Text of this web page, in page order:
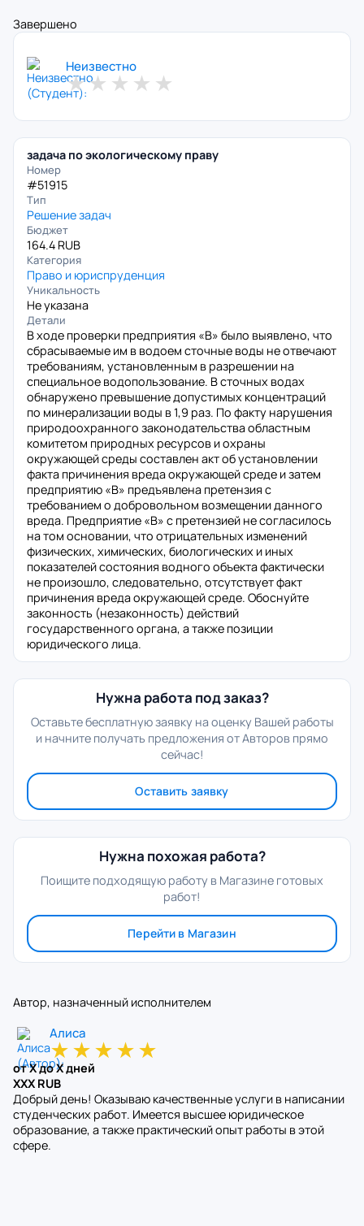
Завершено
Неизвестно
★★ ★ ★ ★
задача по экологическому праву
Номер
#51915
Тип
Решение задач
Бюджет
164.4 RUB
Категория
Право и юриспруденция
Уникальность
Не указана
Детали
В ходе проверки предприятия «В» было выявлено, что
сбрасываемые им в водоем сточные воды не отвечают
требованиям, установленным в разрешении на
специальное водопользование. В сточных водах
обнаружено превышение допустимых концентраций
по минерализации воды в 1,9 раз. По факту нарушения
природоохранного законодательства областным
комитетом природных ресурсов и охраны
окружающей среды составлен акт об установлении
факта причинения вреда окружающей среде и затем
предприятию «В» предъявлена претензия с
требованием о добровольном возмещении данного
вреда. Предприятие «В» с претензией не согласилось
на том основании, что отрицательных изменений
физических, химических, биологических и иных
показателей состояния водного объекта фактически
не произошло, следовательно, отсутствует факт
причинения вреда окружающей среде. Обоснуйте
законность (незаконность) действий
государственного органа, а также позиции
юридического лица.
Нужна работа под заказ?
Оставьте бесплатную заявку на оценку Вашей работы
и начните получать предложения от Авторов прямо
сейчас!
Оставить заявку
Нужна похожая работа?
Поищите подходящую работу в Магазине готовых
работ!
Перейти в Магазин
Автор, назначенный исполнителем
Алиса
★★★★★
от X до X дней
XXX RUB
Добрый день! Оказываю качественные услуги в написании
студенческих работ. Имеется высшее юридическое
образование, а также практический опыт работы в этой
сфере.